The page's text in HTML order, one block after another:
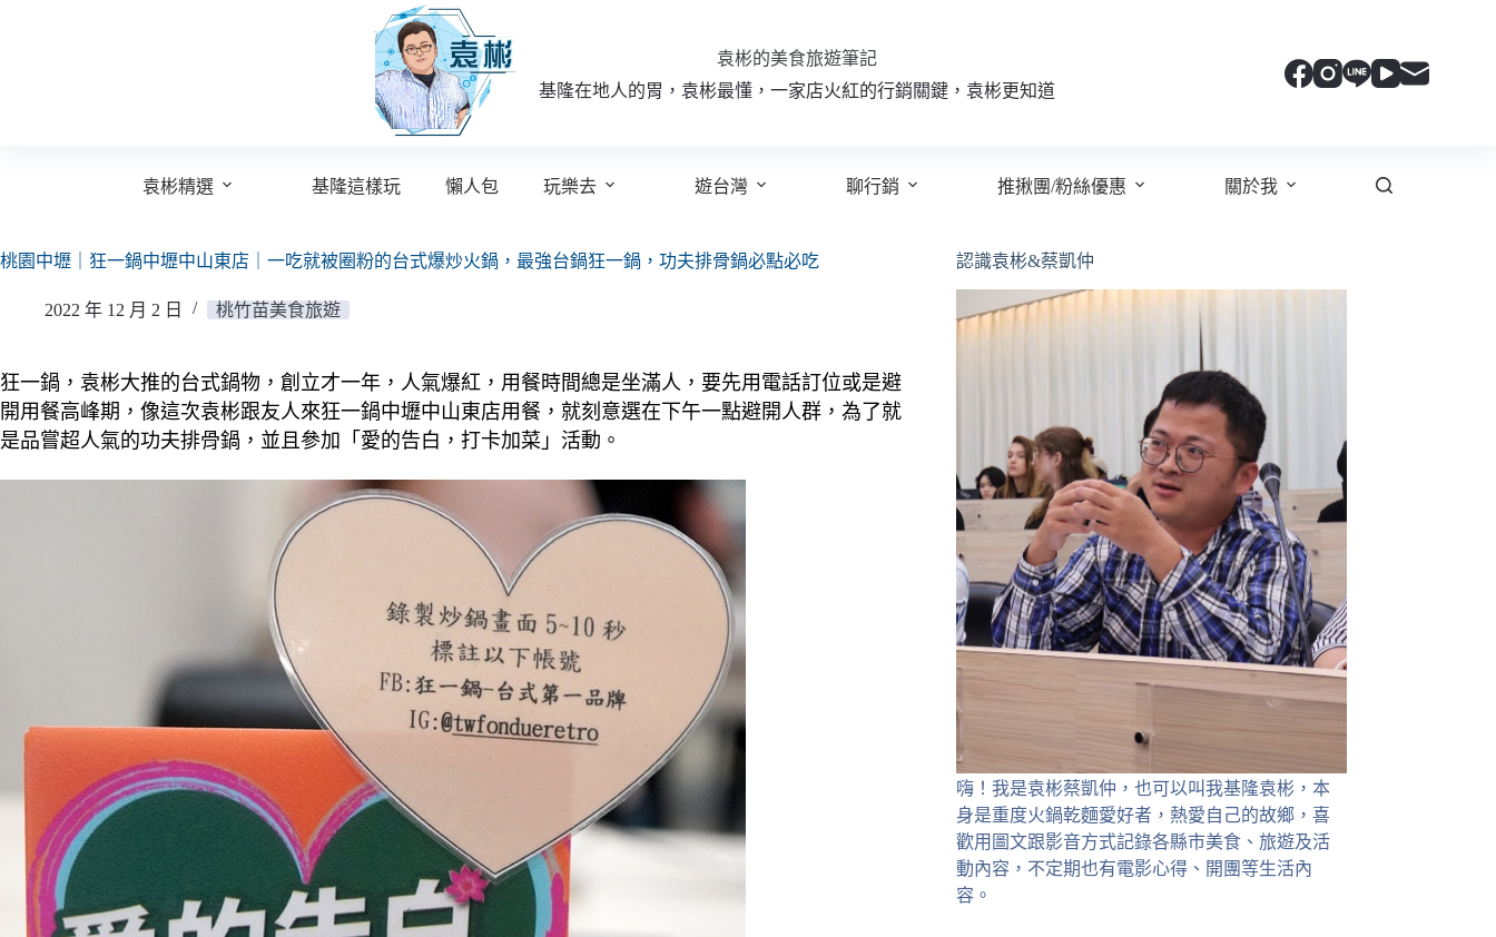
袁彬的美食旅遊筆記
基隆在地人的胃，袁彬最懂，一家店火紅的行銷關鍵，袁彬更知道
袁彬精選 基隆這樣玩 懶人包 玩樂去 遊台灣 聊行銷 推揪團/粉絲優惠 關於我
桃園中壢｜狂一鍋中壢中山東店｜一吃就被圈粉的台式爆炒火鍋，最強台鍋狂一鍋，功夫排骨鍋必點必吃
2022 年 12 月 2 日 桃竹苗美食旅遊
狂一鍋，袁彬大推的台式鍋物，創立才一年，人氣爆紅，用餐時間總是坐滿人，要先用電話訂位或是避
開用餐高峰期，像這次袁彬跟友人來狂一鍋中壢中山東店用餐，就刻意選在下午一點避開人群，為了就
是品嘗超人氣的功夫排骨鍋，並且參加「愛的告白，打卡加菜」活動。
認識袁彬&蔡凱仲
嗨！我是袁彬蔡凱仲，也可以叫我基隆袁彬，本
身是重度火鍋乾麵愛好者，熱愛自己的故鄉，喜
歡用圖文跟影音方式記錄各縣市美食、旅遊及活
動內容，不定期也有電影心得、開團等生活內
容。